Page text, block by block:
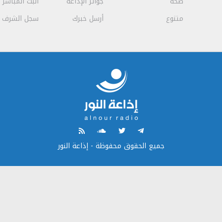
متنوع
أرسل خبرك
سجل الشرف
جميع الحقوق محفوظة - إذاعة النور